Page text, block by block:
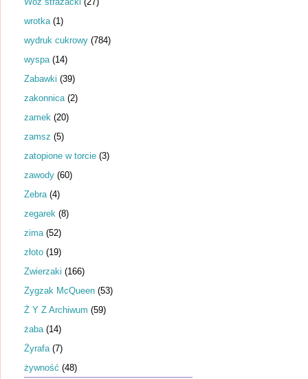
wrotka (1)
wydruk cukrowy (784)
wyspa (14)
Zabawki (39)
zakonnica (2)
zamek (20)
zamsz (5)
zatopione w torcie (3)
zawody (60)
Zebra (4)
zegarek (8)
zima (52)
złoto (19)
Zwierzaki (166)
Zygzak McQueen (53)
Ż Y Z Archiwum (59)
żaba (14)
Żyrafa (7)
żywność (48)